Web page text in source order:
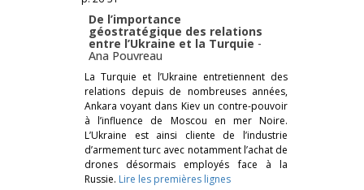
De l’importance
géostratégique des relations
entre l’Ukraine et la Turquie -
Ana Pouvreau
La Turquie et l’Ukraine entretiennent des
relations depuis de nombreuses années,
Ankara voyant dans Kiev un contre-pouvoir
à l’influence de Moscou en mer Noire.
L’Ukraine est ainsi cliente de l’industrie
d’armement turc avec notamment l’achat de
drones désormais employés face à la
Russie. Lire les premières lignes